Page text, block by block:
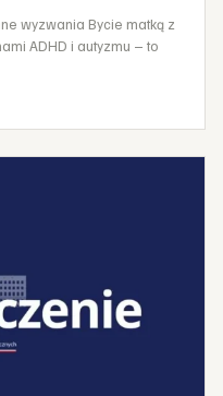
wyzwania Bycie matką z
ADHD i autyzmu – to